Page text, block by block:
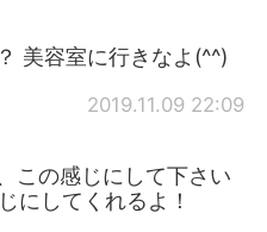
美容室に行きなよ(^^)
2019.11.09 22:09
この感じにして下さい
にしてくれるよ！